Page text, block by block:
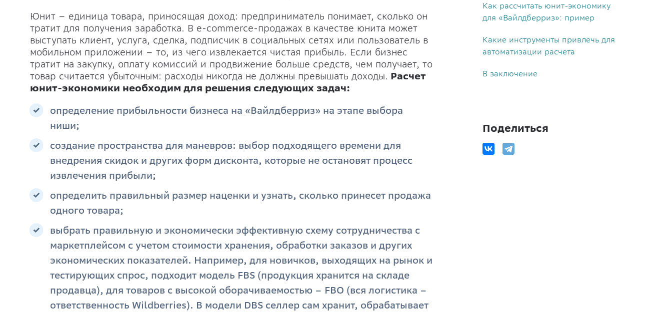
Юнит – единица товара, приносящая доход: предприниматель понимает, сколько он
тратит для получения заработка. В e-commerce-продажах в качестве юнита может
выступать клиент, услуга, сделка, подписчик в социальных сетях или пользователь в
мобильном приложении – то, из чего извлекается чистая прибыль. Если бизнес
тратит на закупку, оплату комиссий и продвижение больше средств, чем получает, то
товар считается убыточным: расходы никогда не должны превышать доходы. Расчет
юнит-экономики необходим для решения следующих задач:
определение прибыльности бизнеса на «Вайлдберриз» на этапе выбора
ниши;
создание пространства для маневров: выбор подходящего времени для
внедрения скидок и других форм дисконта, которые не остановят процесс
извлечения прибыли;
определить правильный размер наценки и узнать, сколько принесет продажа
одного товара;
выбрать правильную и экономически эффективную схему сотрудничества с
маркетплейсом с учетом стоимости хранения, обработки заказов и других
экономических показателей. Например, для новичков, выходящих на рынок и
тестирующих спрос, подходит модель FBS (продукция хранится на складе
продавца), для товаров с высокой оборачиваемостью – FBO (вся логистика –
ответственность Wildberries). В модели DBS селлер сам хранит, обрабатывает
Как рассчитать юнит-экономику
для «Вайлдберриз»: пример
Какие инструменты привлечь для
автоматизации расчета
В заключение
Поделиться